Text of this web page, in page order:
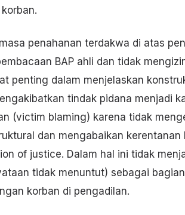
penahanan terdakwa di atas
BAP ahli dan tidak
penting dalam menjelaskan
tindak pidana menjadi
(victim blaming) karena tidak
dan mengabaikan kerentanan
of justice. Dalam hal ini tidak
tidak menuntut) sebagai
korban di pengadilan.